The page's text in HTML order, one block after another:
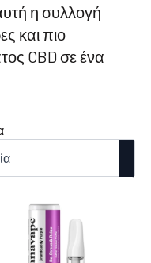
η συλλογή
και πιο
CBD σε ένα
Ταξινόμηση
δημοτικότητα